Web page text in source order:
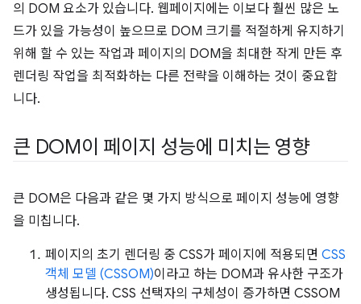
의 DOM 요소가 있습니다. 웹페이지에는 이보다 훨씬 많은 노
드가 있을 가능성이 높으므로 DOM 크기를 적절하게 유지하기
위해 할 수 있는 작업과 페이지의 DOM을 최대한 작게 만든 후
렌더링 작업을 최적화하는 다른 전략을 이해하는 것이 중요합
니다.
큰 DOM이 페이지 성능에 미치는 영향
큰 DOM은 다음과 같은 몇 가지 방식으로 페이지 성능에 영향
을 미칩니다.
페이지의 초기 렌더링 중 CSS가 페이지에 적용되면 CSS
객체 모델 (CSSOM)이라고 하는 DOM과 유사한 구조가
생성됩니다. CSS 선택자의 구체성이 증가하면 CSSOM